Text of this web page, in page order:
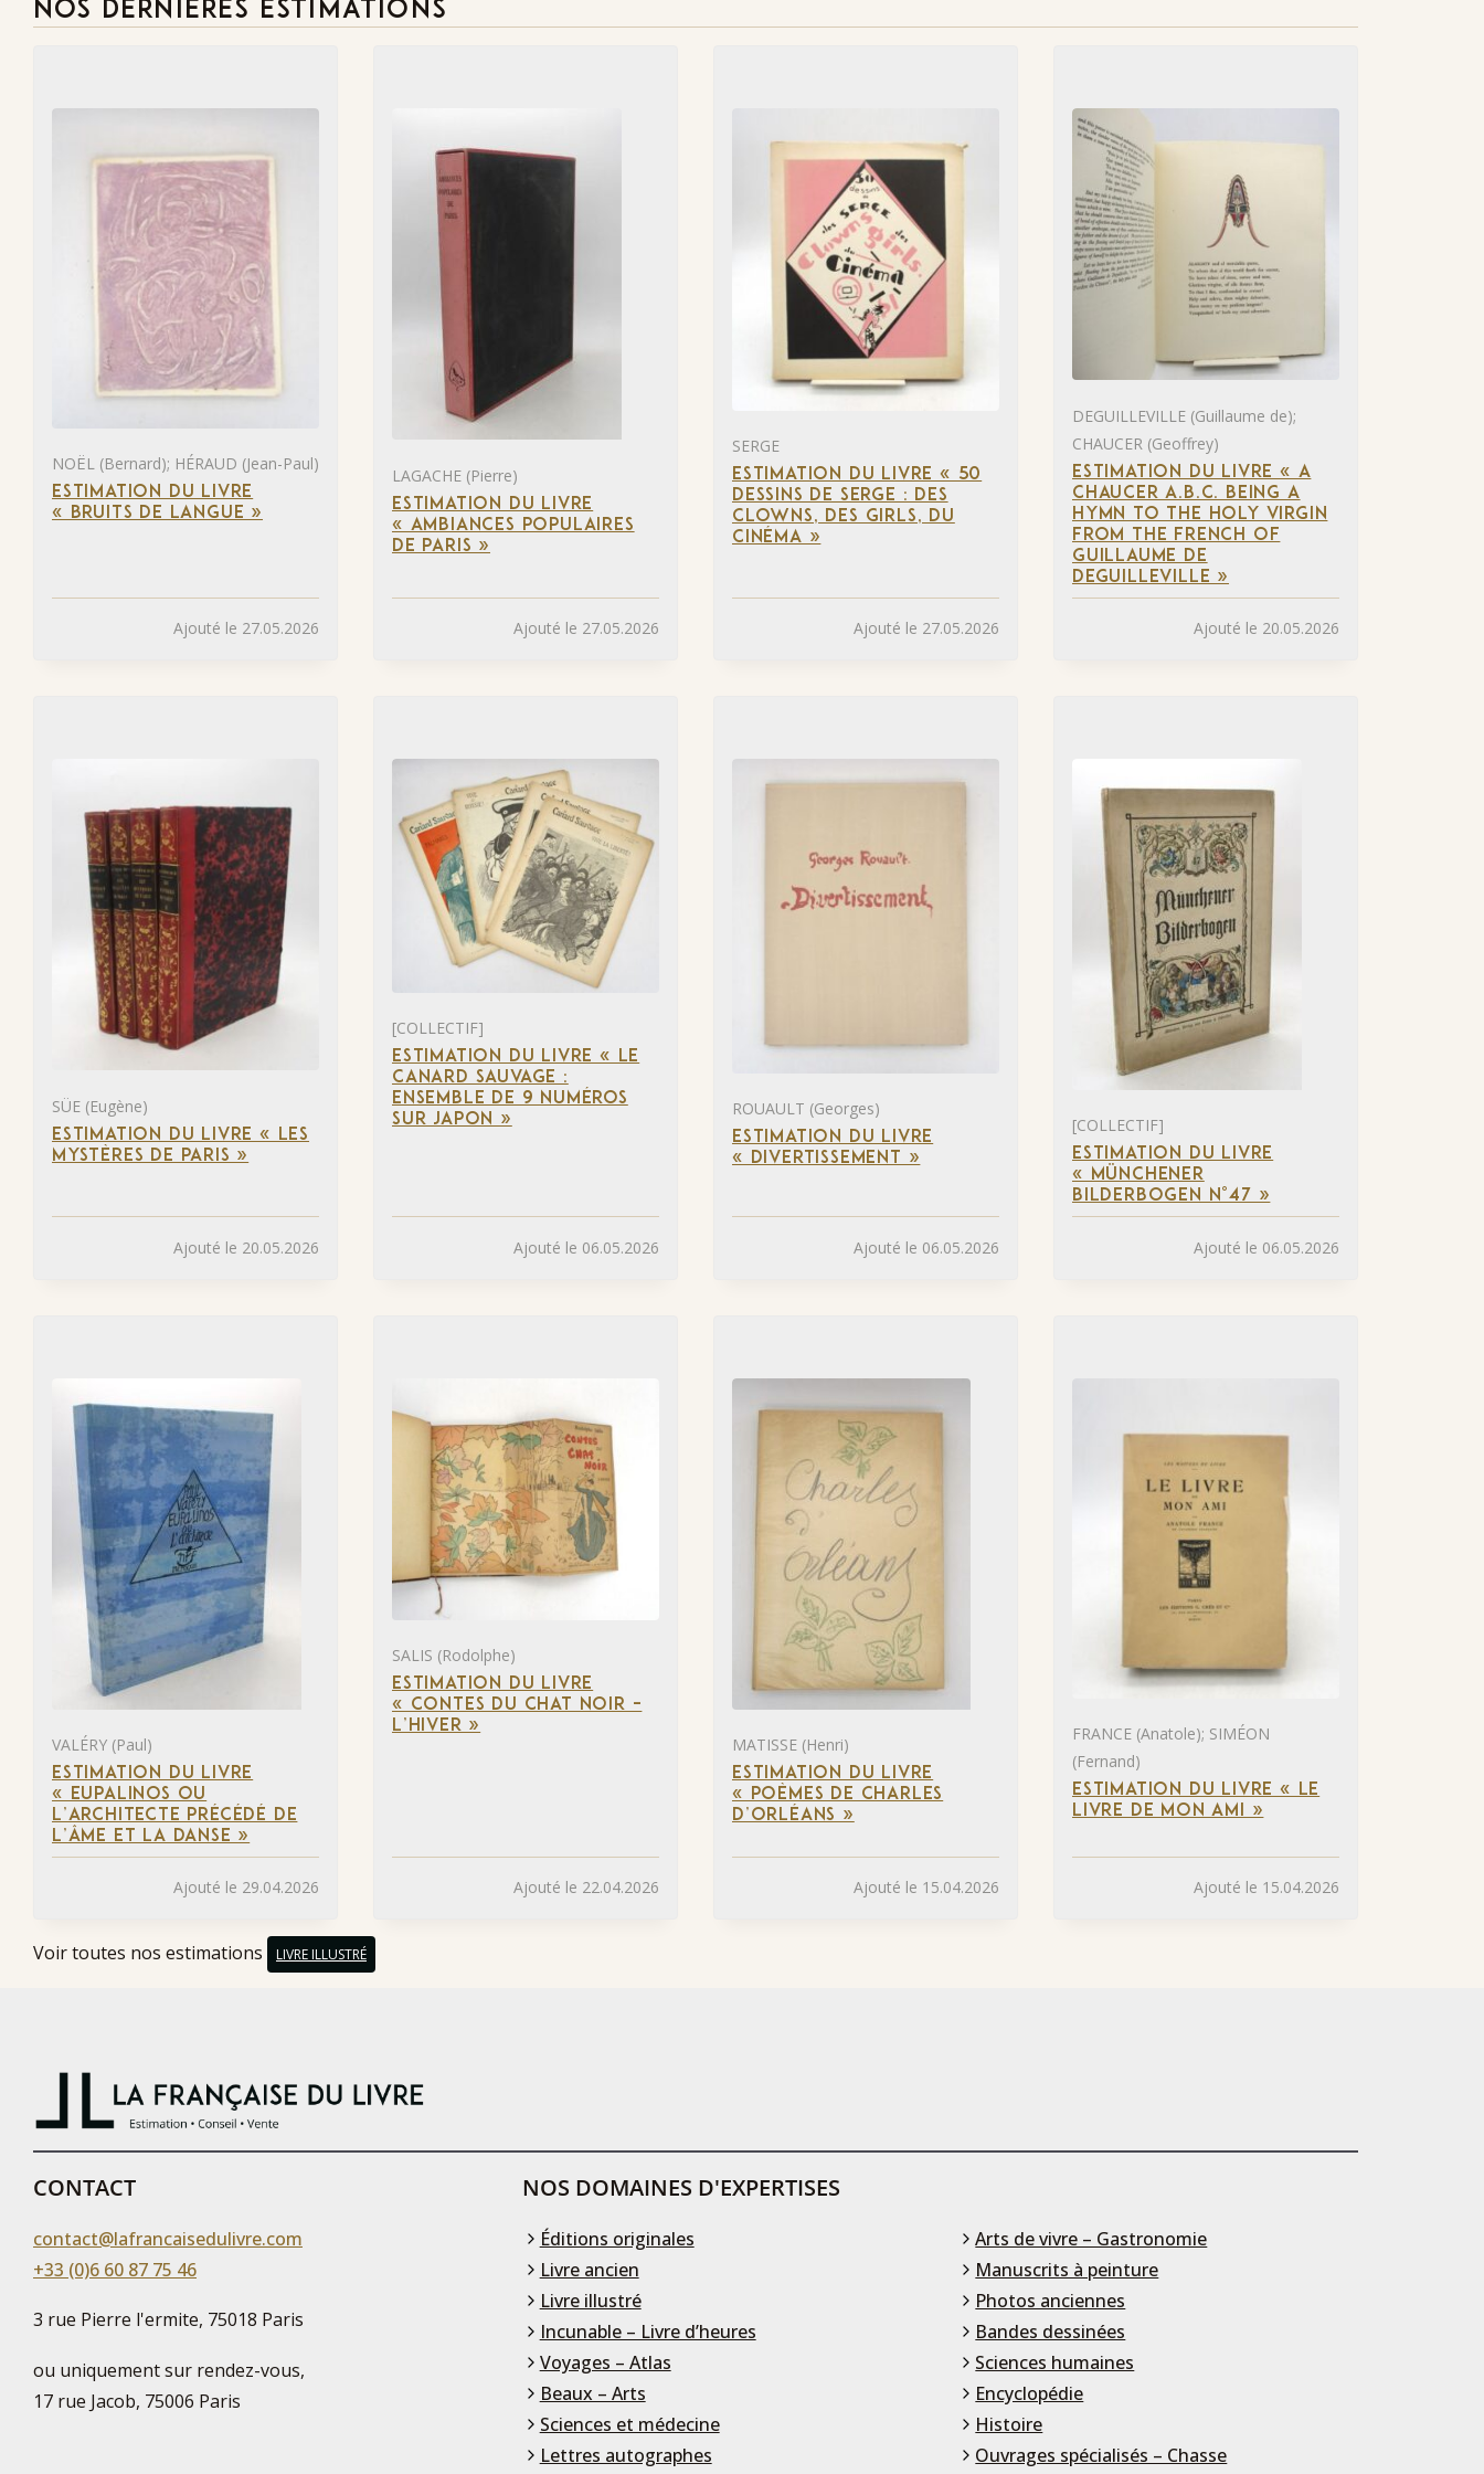
NOS DERNIÈRES ESTIMATIONS
NOËL (Bernard); HÉRAUD (Jean-Paul)
ESTIMATION DU LIVRE
« BRUITS DE LANGUE »
Ajouté le 27.05.2026
LAGACHE (Pierre)
ESTIMATION DU LIVRE
« AMBIANCES POPULAIRES
DE PARIS »
Ajouté le 27.05.2026
SERGE
ESTIMATION DU LIVRE « 50
DESSINS DE SERGE : DES
CLOWNS, DES GIRLS, DU
CINÉMA »
Ajouté le 27.05.2026
DEGUILLEVILLE (Guillaume de);
CHAUCER (Geoffrey)
ESTIMATION DU LIVRE « A
CHAUCER A.B.C. BEING A
HYMN TO THE HOLY VIRGIN
FROM THE FRENCH OF
GUILLAUME DE
DEGUILLEVILLE »
Ajouté le 20.05.2026
SÜE (Eugène)
ESTIMATION DU LIVRE « LES
MYSTÈRES DE PARIS »
Ajouté le 20.05.2026
[COLLECTIF]
ESTIMATION DU LIVRE « LE
CANARD SAUVAGE :
ENSEMBLE DE 9 NUMÉROS
SUR JAPON »
Ajouté le 06.05.2026
ROUAULT (Georges)
ESTIMATION DU LIVRE
« DIVERTISSEMENT »
Ajouté le 06.05.2026
[COLLECTIF]
ESTIMATION DU LIVRE
« MÜNCHENER
BILDERBOGEN N°47 »
Ajouté le 06.05.2026
VALÉRY (Paul)
ESTIMATION DU LIVRE
« EUPALINOS OU
L’ARCHITECTE PRÉCÉDÉ DE
L’ÂME ET LA DANSE »
Ajouté le 29.04.2026
SALIS (Rodolphe)
ESTIMATION DU LIVRE
« CONTES DU CHAT NOIR –
L’HIVER »
Ajouté le 22.04.2026
MATISSE (Henri)
ESTIMATION DU LIVRE
« POÈMES DE CHARLES
D’ORLÉANS »
Ajouté le 15.04.2026
FRANCE (Anatole); SIMÉON
(Fernand)
ESTIMATION DU LIVRE « LE
LIVRE DE MON AMI »
Ajouté le 15.04.2026
Voir toutes nos estimations LIVRE ILLUSTRÉ
CONTACT
contact@lafrancaisedulivre.com
+33 (0)6 60 87 75 46
3 rue Pierre l'ermite, 75018 Paris
ou uniquement sur rendez-vous,
17 rue Jacob, 75006 Paris
NOS DOMAINES D'EXPERTISES
Éditions originales
Livre ancien
Livre illustré
Incunable – Livre d’heures
Voyages – Atlas
Beaux – Arts
Sciences et médecine
Lettres autographes
Arts de vivre – Gastronomie
Manuscrits à peinture
Photos anciennes
Bandes dessinées
Sciences humaines
Encyclopédie
Histoire
Ouvrages spécialisés – Chasse